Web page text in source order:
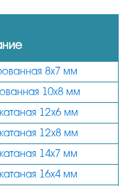
7
8
10
12
14
16
14
16
20
22
24
25
ХВГ
ст20
8х7 мм
10х8 мм
12х6 мм
12х8 мм
14х7 мм
16х4 мм